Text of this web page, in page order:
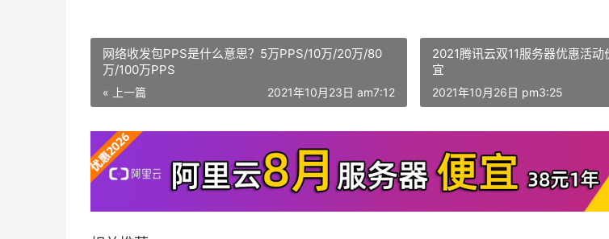
网络收发包PPS是什么意思？5万PPS/10万/20万/80
万/100万PPS
« 上一篇 2021年10月23日 am7:12
2021腾讯云双11服务器优惠活
宜
2021年10月26日 pm3:25